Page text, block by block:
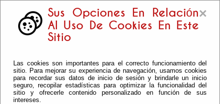
×
Sus Opciones En Relación
Al Uso De Cookies En Este
Sitio
Las cookies son importantes para el correcto funcionamiento del
sitio. Para mejorar su experiencia de navegación, usamos cookies
para recordar sus datos de inicio de sesión y brindarle un inicio
seguro, recopilar estadísticas para optimizar la funcionalidad del
sitio y ofrecerle contenido personalizado en función de sus
intereses.